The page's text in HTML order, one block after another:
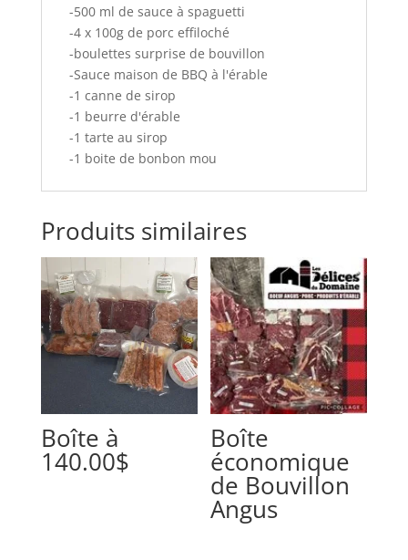
-500 ml de sauce à spaguetti
-4 x 100g de porc effiloché
-boulettes surprise de bouvillon
-Sauce maison de BBQ à l'érable
-1 canne de sirop
-1 beurre d'érable
-1 tarte au sirop
-1 boite de bonbon mou
Produits similaires
Boîte à
140.00$
Boîte
économique
de Bouvillon
Angus